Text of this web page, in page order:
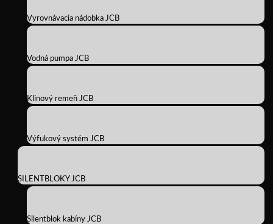
Vyrovnávacia nádobka JCB
Vodná pumpa JCB
Klinový remeň JCB
Výfukový systém JCB
SILENTBLOKY JCB
Silentblok kabíny JCB